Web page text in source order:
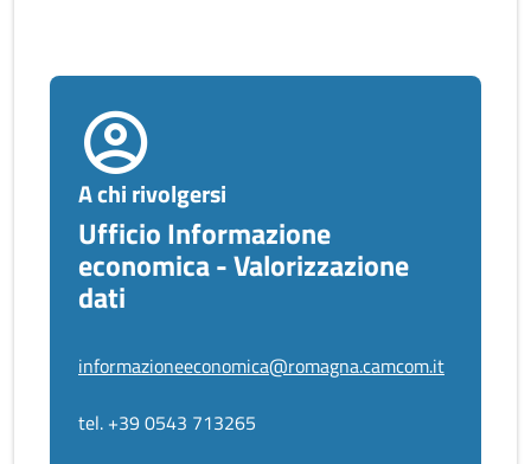
A chi rivolgersi
Ufficio Informazione
economica - Valorizzazione
dati
informazioneeconomica@romagna.camcom.it
tel. +39 0543 713265